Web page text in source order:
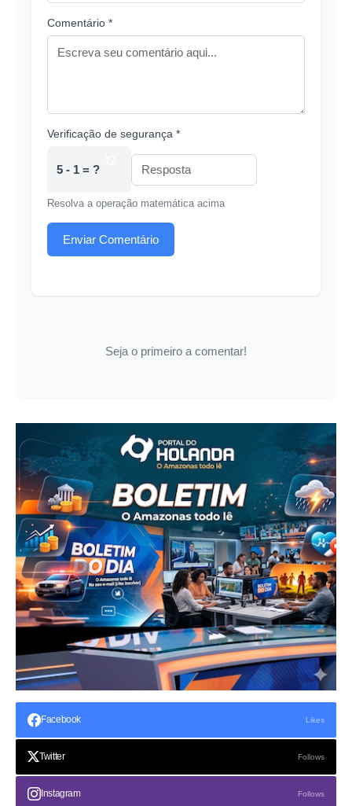
Comentário *
Verificação de segurança *
5 - 1 = ?
Resolva a operação matemática acima
Enviar Comentário
Seja o primeiro a comentar!
Facebook Likes
Twitter Follows
Instagram Follows